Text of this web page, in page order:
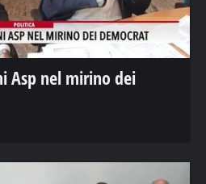
Asp nel mirino dei